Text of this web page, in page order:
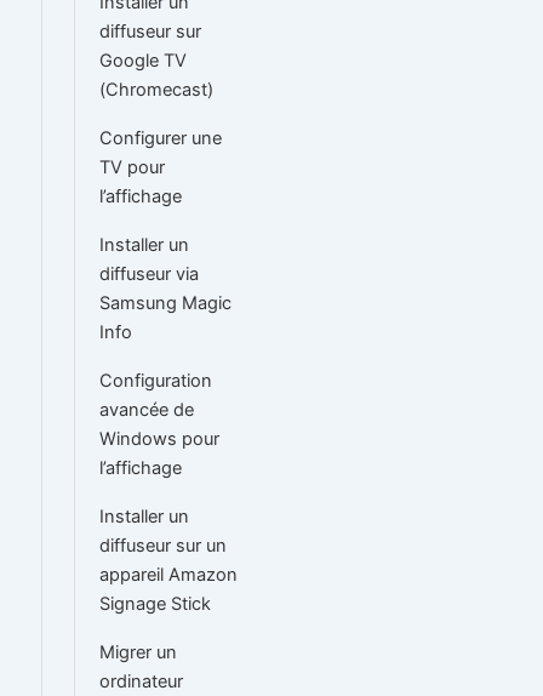
diffuseur sur
Google TV
(Chromecast)
Configurer une
TV pour
l’affichage
Installer un
diffuseur via
Samsung Magic
Info
Configuration
avancée de
Windows pour
l’affichage
Installer un
diffuseur sur un
appareil Amazon
Signage Stick
Migrer un
ordinateur